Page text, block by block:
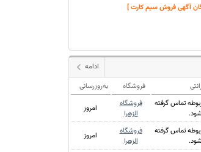
آگهی فروش سیم کارت ]
ادامه
فروشگاه به‌روزرسانی
تماس گرفته
فروشگاه
الزهرا
امروز
تماس گرفته
فروشگاه
الزهرا
امروز